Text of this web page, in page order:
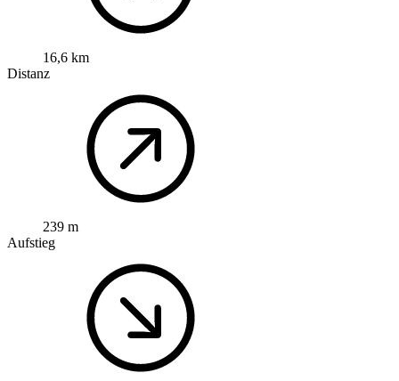
16,6 km
Distanz
239 m
Aufstieg